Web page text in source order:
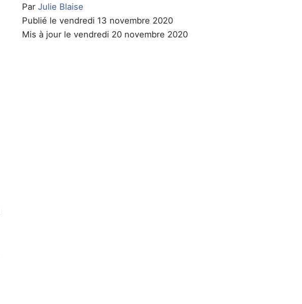
Par Julie Blaise
Publié le vendredi 13 novembre 2020
Mis à jour le vendredi 20 novembre 2020